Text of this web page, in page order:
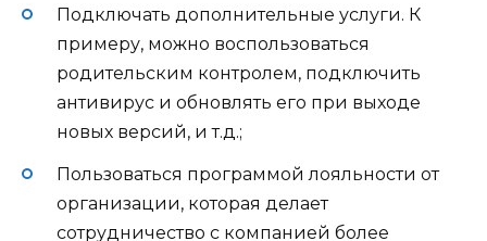
Подключать дополнительные услуги. К
примеру, можно воспользоваться
родительским контролем, подключить
антивирус и обновлять его при выходе
новых версий, и т.д.;
Пользоваться программой лояльности от
организации, которая делает
сотрудничество с компанией более